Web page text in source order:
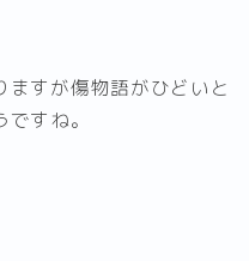
すが傷物語がひどいと
すね。